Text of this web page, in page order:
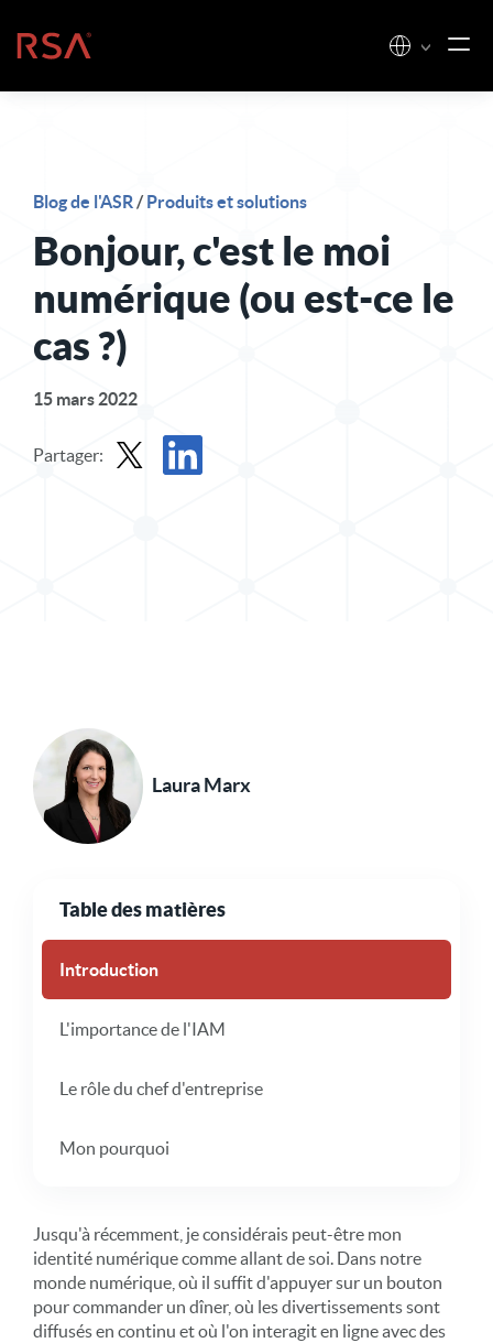
Accueil
Blog de l'ASR/Produits et solutions
Bonjour, c'est le moi
numérique (ou est-ce le
cas ?)
15 mars 2022
Partager:
Laura Marx
Table des matières
Introduction
L'importance de l'IAM
Le rôle du chef d'entreprise
Mon pourquoi
Jusqu'à récemment, je considérais peut-être mon
identité numérique comme allant de soi. Dans notre
monde numérique, où il suffit d'appuyer sur un bouton
pour commander un dîner, où les divertissements sont
diffusés en continu et où l'on interagit en ligne avec des